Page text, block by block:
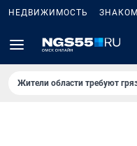
НЕДВИЖИМОСТЬ
Жители области требуют